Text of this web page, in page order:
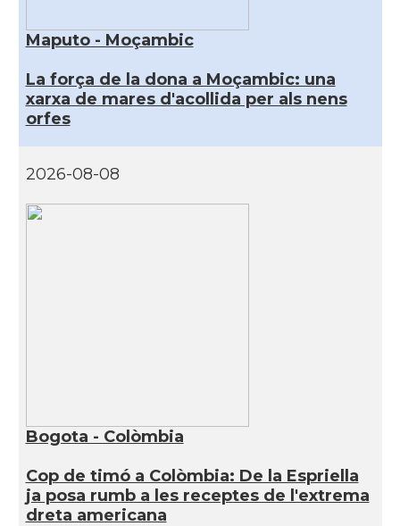
Maputo - Moçambic
La força de la dona a Moçambic: una
xarxa de mares d'acollida per als nens
orfes
2026-08-08
Bogota - Colòmbia
Cop de timó a Colòmbia: De la Espriella
ja posa rumb a les receptes de l'extrema
dreta americana